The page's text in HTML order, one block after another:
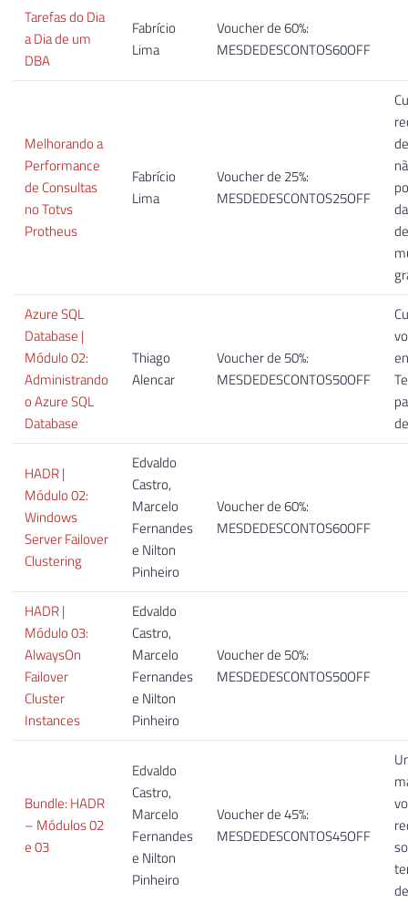
Tarefas do Dia
a Dia de um
DBA
Fabrício
Lima
Voucher de 60%:
MESDEDESCONTOS60OFF
Melhorando a
Performance
de Consultas
no Totvs
Protheus
Fabrício
Lima
Voucher de 25%:
MESDEDESCONTOS25OFF
Azure SQL
Database |
Módulo 02:
Administrando
o Azure SQL
Database
Thiago
Alencar
Voucher de 50%:
MESDEDESCONTOS50OFF
HADR |
Módulo 02:
Windows
Server Failover
Clustering
Edvaldo
Castro,
Marcelo
Fernandes
e Nilton
Pinheiro
Voucher de 60%:
MESDEDESCONTOS60OFF
HADR |
Módulo 03:
AlwaysOn
Failover
Cluster
Instances​
Edvaldo
Castro,
Marcelo
Fernandes
e Nilton
Pinheiro
Voucher de 50%:
MESDEDESCONTOS50OFF
Bundle: HADR
– Módulos 02
e 03
Edvaldo
Castro,
Marcelo
Fernandes
e Nilton
Pinheiro
Voucher de 45%:
MESDEDESCONTOS45OFF